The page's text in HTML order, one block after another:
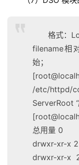
格式：
filename相
始；
/etc/httpd/
ServerRoot
总用量 0
drwxr-xr-x
drwxr-xr-x